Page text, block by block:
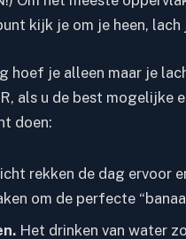
kijk je om je heen, lach
hoef je alleen maar je
als u de best mogelijke
doen:
rekken de dag ervoor
om de perfecte
Het drinken van water